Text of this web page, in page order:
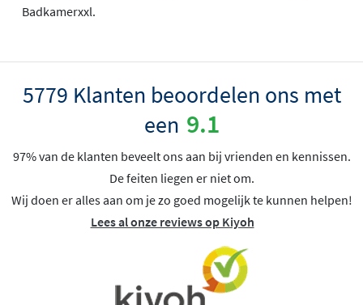
Badkamerxxl.
5779 Klanten beoordelen ons met
een 9.1
97% van de klanten beveelt ons aan bij vrienden en kennissen.
De feiten liegen er niet om.
Wij doen er alles aan om je zo goed mogelijk te kunnen helpen!
Lees al onze reviews op Kiyoh